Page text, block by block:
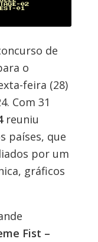
de
o
feira (28)
Com 31
reuniu
países, que
por um
gráficos
Fist –